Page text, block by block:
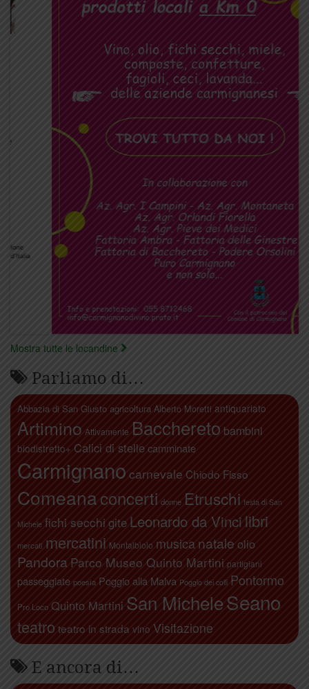
Mostra tutte le locandine
Parliamo di…
Abbazia di San Giusto agricoltura Alberto Moretti antiquariato
Artimino Attivamente Bacchereto bambini
biodistretto+ Calici di stelle camminate
Carmignano carnevale Chiodo Fisso
Comeanaconcerti donne Etruschi festa di San
Michele fichi secchi gite Leonardo da Vinci libri
mercati mercatini Montalbiolo musica natale olio
Pandora Parco Museo Quinto Martini partigiani
passeggiate poesia Poggio alla Malva Poggio dei colli Pontormo
Pro Loco Quinto Martini San MicheleSeano
teatro teatro in strada vino Visitazione
E ancora di…